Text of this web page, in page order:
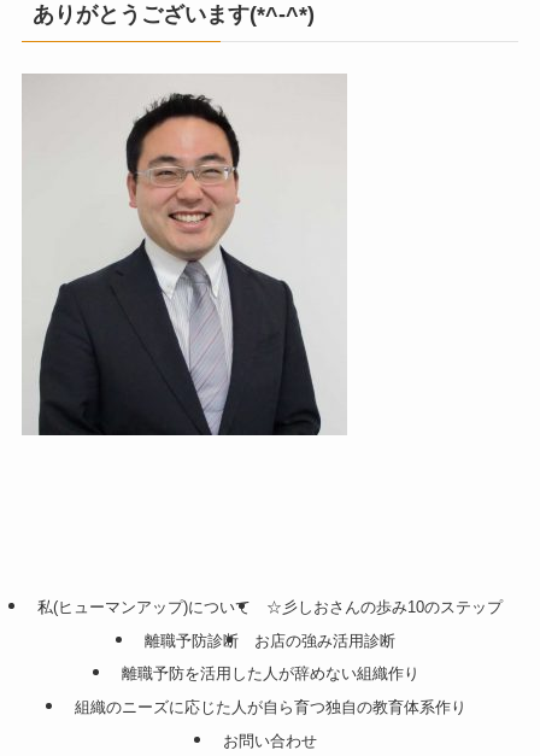
ありがとうございます(*^-^*)
私(ヒューマンアップ)について
☆彡しおさんの歩み10のステップ
離職予防診断
お店の強み活用診断
離職予防を活用した人が辞めない組織作り
組織のニーズに応じた人が自ら育つ独自の教育体系作り
お問い合わせ